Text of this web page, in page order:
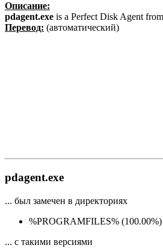
Описание:
pdagent.exe is a Perfect Disk Agent
Перевод: (автоматический)
pdagent.exe
... был замечен в директориях
%PROGRAMFILES% (100.00%)
... с такими версиями